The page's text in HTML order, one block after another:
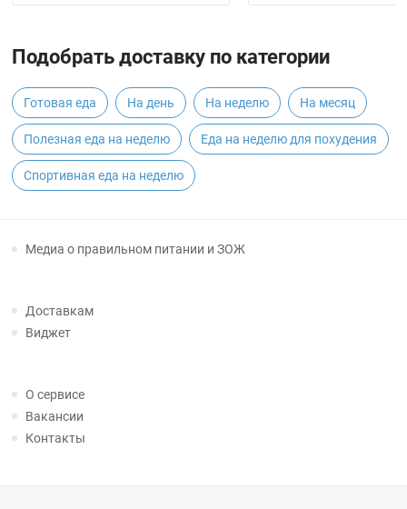
Подобрать доставку по категории
Готовая еда На день На неделю На месяц
Полезная еда на неделю Еда на неделю для похудения
Спортивная еда на неделю
Медиа о правильном питании и ЗОЖ
Доставкам
Виджет
О сервисе
Вакансии
Контакты